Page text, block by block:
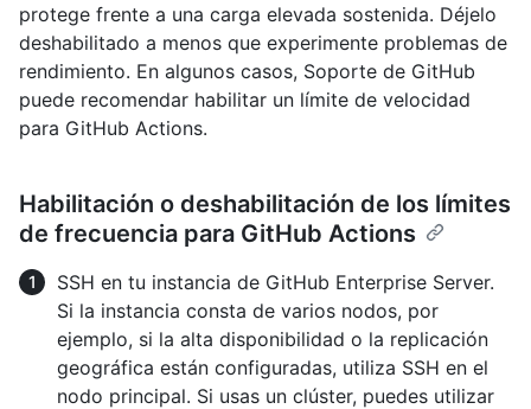
protege frente a una carga elevada sostenida. Déjelo
deshabilitado a menos que experimente problemas de
rendimiento. En algunos casos, Soporte de GitHub
puede recomendar habilitar un límite de velocidad
para GitHub Actions.
Habilitación o deshabilitación de los límites
de frecuencia para GitHub Actions
SSH en tu instancia de GitHub Enterprise Server.
Si la instancia consta de varios nodos, por
ejemplo, si la alta disponibilidad o la replicación
geográfica están configuradas, utiliza SSH en el
nodo principal. Si usas un clúster, puedes utilizar